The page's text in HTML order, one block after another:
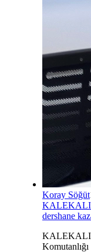
Koray Söğüt
dershane